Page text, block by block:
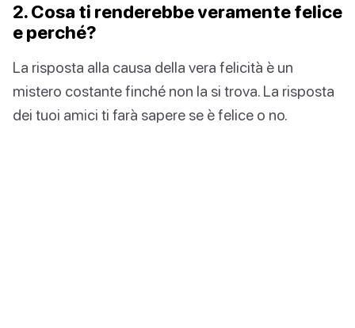
2. Cosa ti renderebbe veramente felice
e perché?
La risposta alla causa della vera felicità è un
mistero costante finché non la si trova. La risposta
dei tuoi amici ti farà sapere se è felice o no.